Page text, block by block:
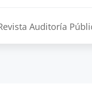
Auditoría